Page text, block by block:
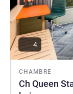
CHAMBRE
Ch Queen
4